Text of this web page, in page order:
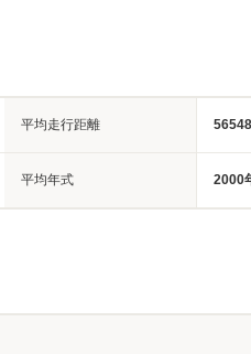
平均走行距離
平均年式 2000